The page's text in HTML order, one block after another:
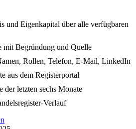
und Eigenkapital über alle verfügbaren
mit Begründung und Quelle
Rollen, Telefon, E-Mail, LinkedIn
aus dem Registerportal
der letzten sechs Monate
Verlauf